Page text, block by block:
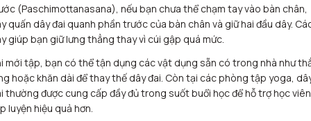
(Paschimottanasana), nếu bạn chưa thể chạm tay vào bàn chân,
quấn dây đai quanh phần trước của bàn chân và giữ hai đầu dây.
giúp bạn giữ lưng thẳng thay vì cúi gập quá mức.
mới tập, bạn có thể tận dụng các vật dụng sẵn có trong nhà như
hoặc khăn dài để thay thế dây đai. Còn tại các phòng tập yoga,
thường được cung cấp đầy đủ trong suốt buổi học để hỗ trợ học viên
luyện hiệu quả hơn.